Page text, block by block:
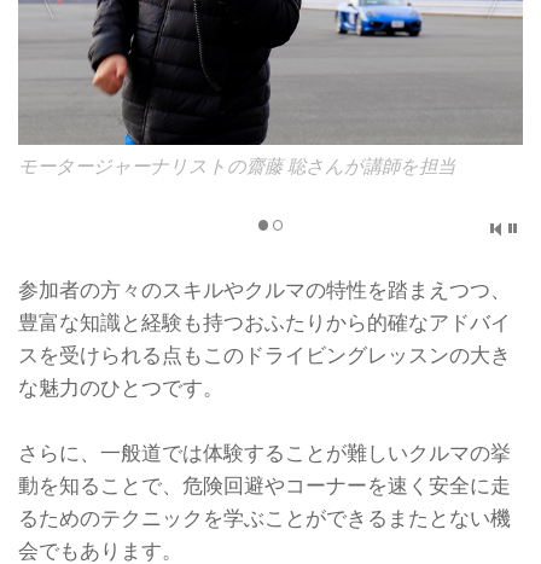
担当
サポート講師を務めた株式会社インフィストデ
参加者の方々のスキルやクルマの特性を踏まえつつ、
豊富な知識と経験も持つおふたりから的確なアドバイ
スを受けられる点もこのドライビングレッスンの大き
な魅力のひとつです。
さらに、一般道では体験することが難しいクルマの挙
動を知ることで、危険回避やコーナーを速く安全に走
るためのテクニックを学ぶことができるまたとない機
会でもあります。